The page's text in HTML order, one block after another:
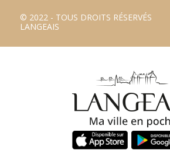
© 2022 - TOUS DROITS RÉSERVÉS
LANGEAIS